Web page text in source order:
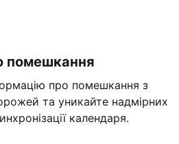
помешкання
про помешкання з
та уникайте надмірних
календаря.